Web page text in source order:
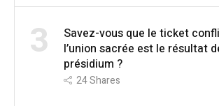
3
Savez-vous que le ticket
l’union sacrée est le résultat
présidium ?
24Shares